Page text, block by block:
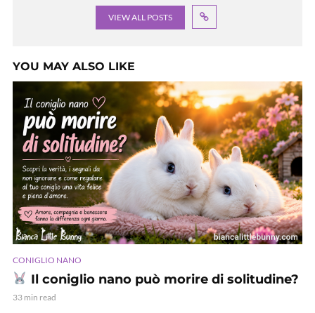
VIEW ALL POSTS
YOU MAY ALSO LIKE
CONIGLIO NANO
Il coniglio nano può morire di solitudine?
33 min read